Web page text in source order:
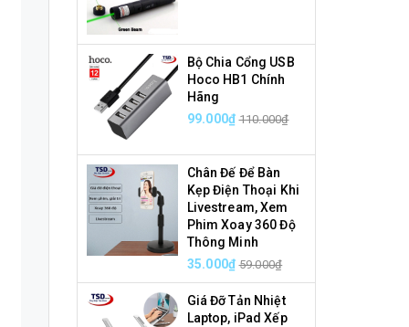
Bộ Chia Cổng USB
Hoco HB1 Chính
Hãng
99.000₫ 110.000₫
Chân Đế Để Bàn
Kẹp Điện Thoại Khi
Livestream, Xem
Phim Xoay 360 Độ
Thông Minh
35.000₫ 59.000₫
Giá Đỡ Tản Nhiệt
Laptop, iPad Xếp